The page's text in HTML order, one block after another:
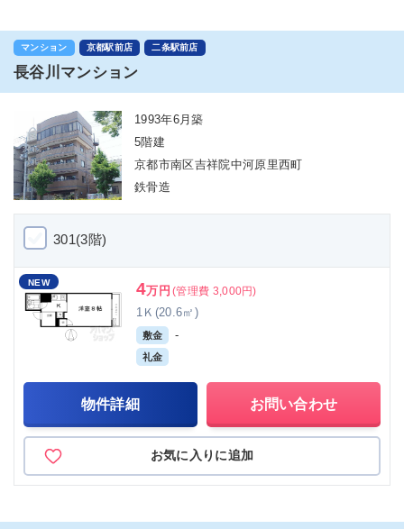
マンション 京都駅前店 二条駅前店
長谷川マンション
1993年6月築
5階建
京都市南区吉祥院中河原里西町
鉄骨造
301(3階)
NEW 4万円 (管理費 3,000円)
1Ｋ(20.6㎡)
敷金 -
礼金
物件詳細 お問い合わせ
お気に入りに追加